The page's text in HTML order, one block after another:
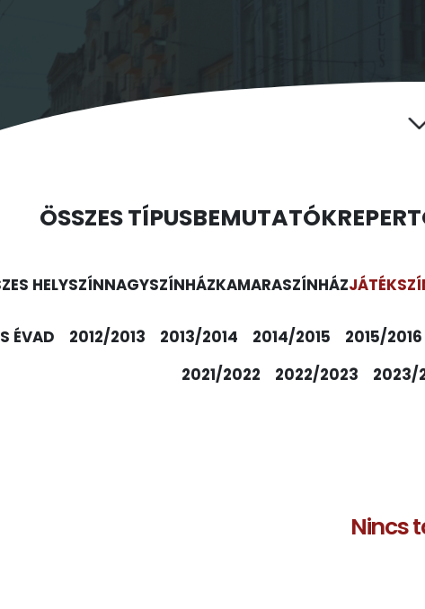
ÖSSZES TÍPUSBEMUTATÓK
HELYSZÍNNAGYSZÍNHÁZKAMARASZÍNHÁZ
ÉVAD 2012/2013 2013/2014 2014/2015 2015/2016
2021/2022
2022/2023 2023/
Nincs